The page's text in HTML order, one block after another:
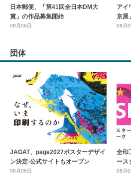
日本郵便、「第41回全日本DM大
賞」の作品募集開始
08月06日
アイ
京展
08月
団体
JAGAT、page2027ポスターデザイ
ン決定-公式サイトもオープン
08月06日
全印
ース
08月